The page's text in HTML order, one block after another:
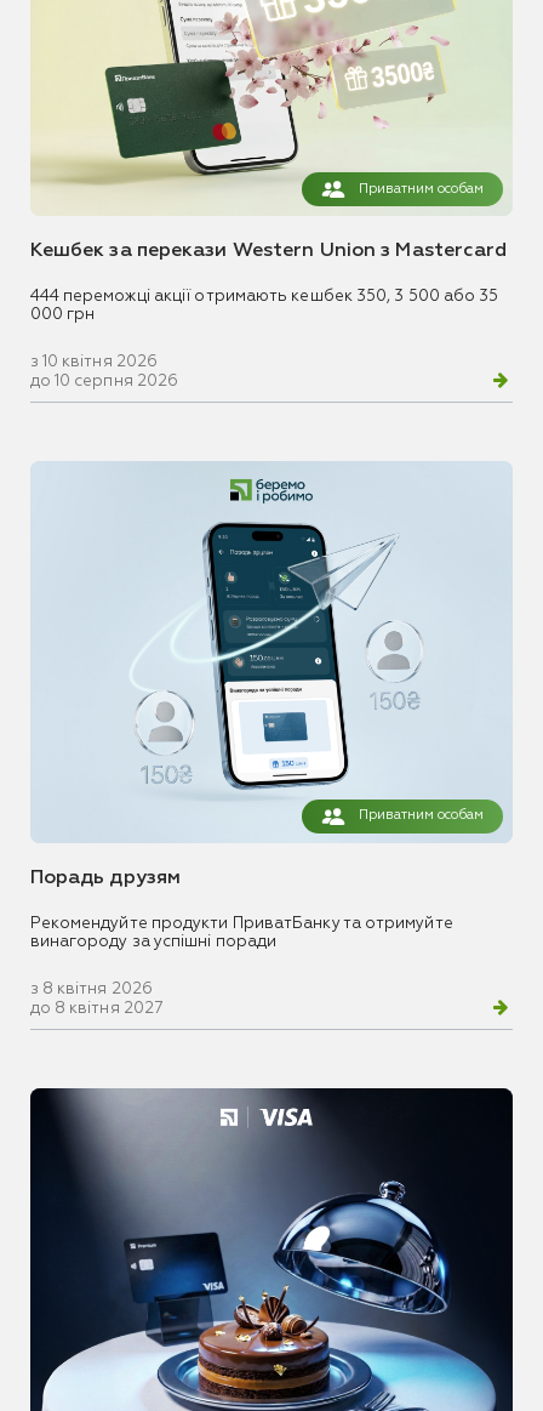
Приватним особам
Кешбек за перекази Western Union з Mastercard
444 переможці акції отримають кешбек 350, 3 500 або 35
000 грн
з 10 квітня 2026
до 10 серпня 2026
Приватним особам
Порадь друзям
Рекомендуйте продукти ПриватБанку та отримуйте
винагороду за успішні поради
з 8 квітня 2026
до 8 квітня 2027